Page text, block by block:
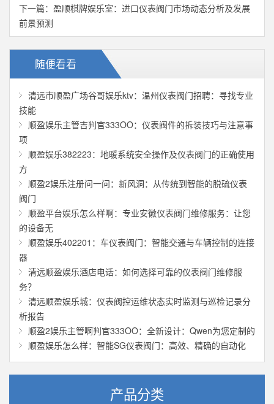
下一篇： 盈顺棋牌娱乐室：进口仪表阀门市场动态分析及发展
前景预测
随便看看
清远市顺盈广场谷哥娱乐ktv：温州仪表阀门招聘：寻找专业
技能
顺盈娱乐主管吉判官333OO：仪表阀件的拆装技巧与注意事
项
顺盈娱乐382223：地暖系统安全操作及仪表阀门的正确使用
方
顺盈2娱乐注册问一问：新风洞：从传统到智能的脱硫仪表
阀门
顺盈平台娱乐怎么样啊：专业安徽仪表阀门维修服务：让您
的设备无
顺盈娱乐402201：车仪表阀门：智能交通与车辆控制的连接
器
清远顺盈娱乐酒店电话：如何选择可靠的仪表阀门维修服
务？
清远顺盈娱乐城：仪表阀控运维状态实时监测与巡检记录分
析报告
顺盈2娱乐主管啊判官333OO：全新设计：Qwen为您定制的
顺盈娱乐怎么样：智能SG仪表阀门：高效、精确的自动化
产品分类